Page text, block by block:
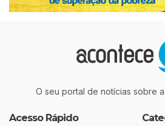
O seu portal de notícias sobre
Acesso Rápido